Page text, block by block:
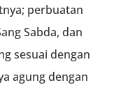
perbuatan
Sabda, dan
sesuai dengan
agung dengan